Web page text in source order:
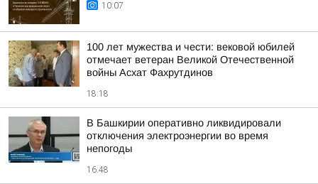
10:07
100 лет мужества и чести: вековой юбилей
отмечает ветеран Великой Отечественной
войны Асхат Фахрутдинов
18:18
В Башкирии оперативно ликвидировали
отключения электроэнергии во время
непогоды
16:48